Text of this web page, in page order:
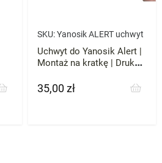
SKU:Yanosik ALERT uchwyt
Uchwyt do Yanosik Alert |
Montaż na kratkę | Druk
Cena
35,00 zł